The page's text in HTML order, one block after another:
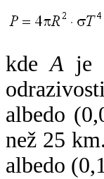
kdeA je
albedo
než 25
albedo